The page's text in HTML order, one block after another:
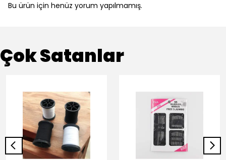
Bu ürün için henüz yorum yapılmamış.
Çok Satanlar